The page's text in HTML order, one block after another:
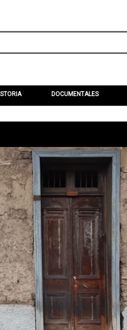
DOCUMENTALES